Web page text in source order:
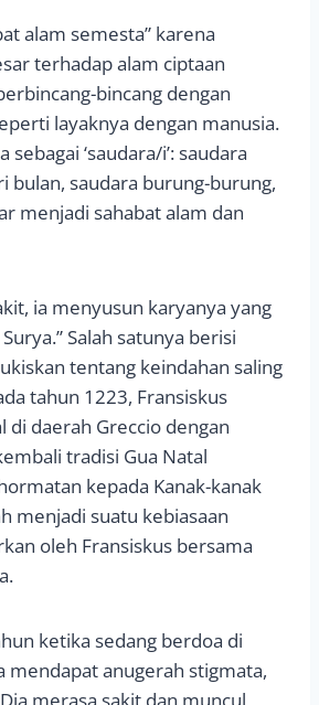
alam semesta” karena
terhadap alam ciptaan
bincang dengan
layaknya dengan manusia.
sebagai ‘saudara/i’: saudara
bulan, saudara burung-burung,
menjadi sahabat alam dan
ia menyusun karyanya yang
Salah satunya berisi
tentang keindahan saling
tahun 1223, Fransiskus
di daerah Greccio dengan
tradisi Gua Natal
kepada Kanak-kanak
menjadi suatu kebiasaan
oleh Fransiskus bersama
ketika sedang berdoa di
mendapat anugerah stigmata,